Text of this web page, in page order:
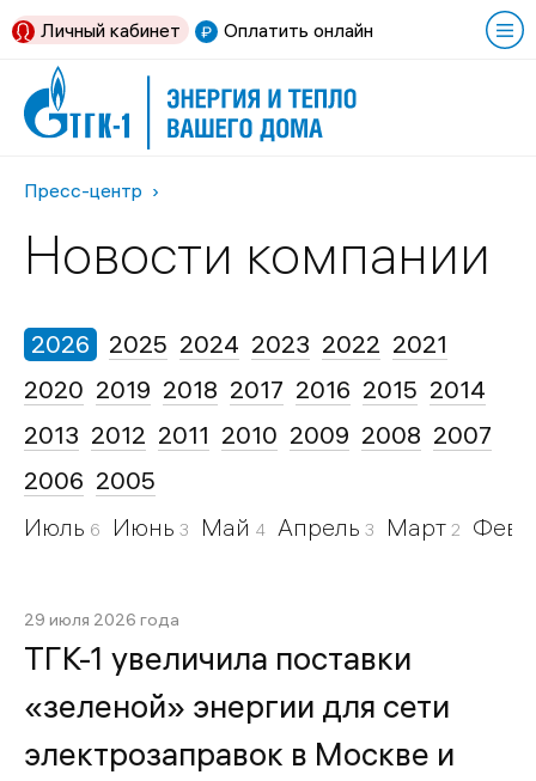
Оплатить онлайн
Личный кабинет
Пресс-центр
Новости компании
2026
Июль 6 Июнь 3 Май 4 Апрель 3 Март 2
2025 2024 2023 2022 2021
2020 2019 2018 2017 2016 2015 2014
2013 2012 2011 2010 2009 2008 2007
2006 2005
29 июля 2026 года
ТГК-1 увеличила поставки
«зеленой» энергии для сети
электрозаправок в Москве и